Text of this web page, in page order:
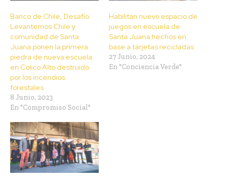
Banco de Chile, Desafío
Levantemos Chile y
comunidad de Santa
Juana ponen la primera
piedra de nueva escuela
en Colico Alto destruido
por los incendios
forestales
8 Junio, 2023
En "Compromiso Social"
Habilitan nuevo espacio de
juegos en escuela de
Santa Juana hechos en
base a tarjetas recicladas
27 Junio, 2024
En "Conciencia Verde"